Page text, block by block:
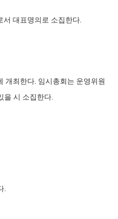
서 대표명의로 소집한다.
개최한다. 임시총회는 운영위원
을 시 소집한다.
.